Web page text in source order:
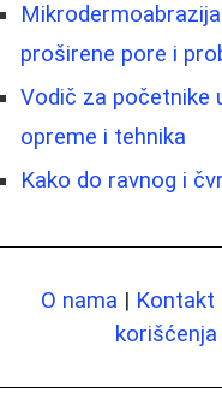
proširene pore i
Vodič za početnike
opreme i tehnika
Kako do ravnog i
O nama | Kontakt
korišćenja